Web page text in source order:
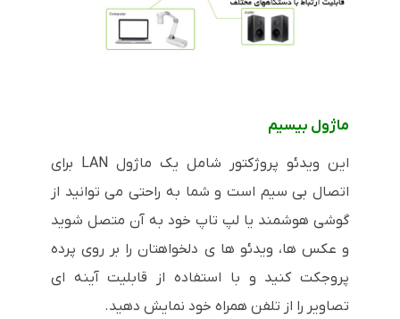
ماژول بیسیم
این ویدئو پروژکتور شامل یک ماژول LAN برای
اتصال بی سیم است و شما به راحتی می توانید از
گوشی هوشمند یا لپ تاپ خود به آن متصل شوید
و عکس ها، ویدئو ها ی دلخواهتان را بر روی پرده
پروجکت کنید و با استفاده از قابلیت آینه ای
تصاویر را از تلفن همراه خود نمایش دهید.